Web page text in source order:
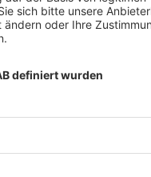
bis hin zu
und Leipzig aber
kennt die Regionen
zuletzt, weil es die
begeisterten Camper ist
bei der Planung unserer
und Urlauber
dabei präsentiert, ist